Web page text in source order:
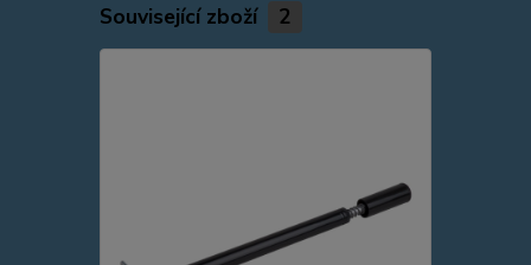
Související zboží 2